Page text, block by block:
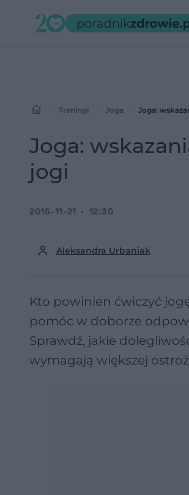
Treningi Joga Joga:
Joga:
jogi
Aleksandra Urbaniak
2016-11-21 12:30
Kto powinien ćwiczyć
pomóc w doborze
Sprawdź, jakie
wymagają większej